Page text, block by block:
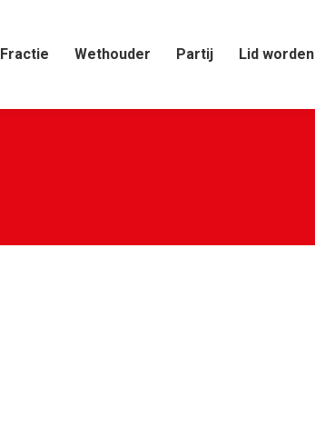
Fractie Wethouder Partij Lid worden